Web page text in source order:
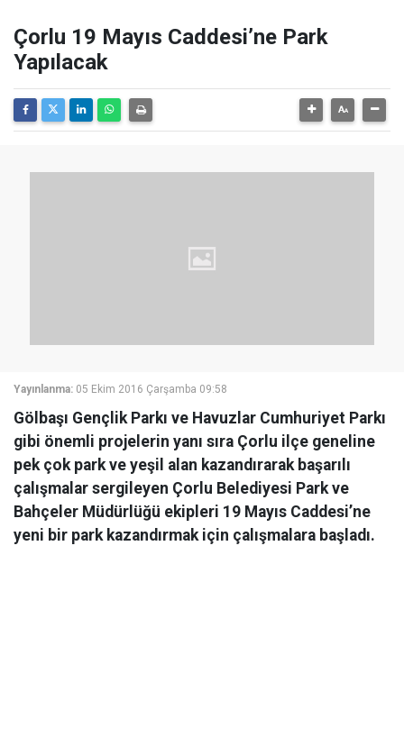
Çorlu 19 Mayıs Caddesi’ne Park
Yapılacak
Yayınlanma: 05 Ekim 2016 Çarşamba 09:58
Gölbaşı Gençlik Parkı ve Havuzlar Cumhuriyet Parkı
gibi önemli projelerin yanı sıra Çorlu ilçe geneline
pek çok park ve yeşil alan kazandırarak başarılı
çalışmalar sergileyen Çorlu Belediyesi Park ve
Bahçeler Müdürlüğü ekipleri 19 Mayıs Caddesi’ne
yeni bir park kazandırmak için çalışmalara başladı.